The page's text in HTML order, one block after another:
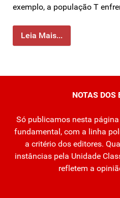
exemplo, a população T
Leia Mais...
NOTAS DOS
Só publicamos nesta
fundamental, com a linha
a critério dos editores.
instâncias pela Unidade
refletem a